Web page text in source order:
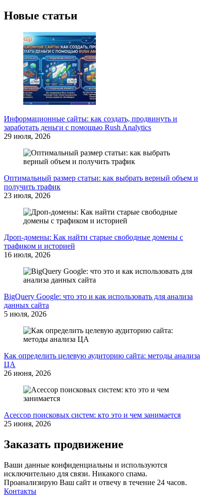
Новые статьи
Информационные сайты: как создать, продвинуть и
заработать деньги с помощью Rush Analytics
29 июля, 2026
Оптимальный размер статьи: как выбрать верный объем и
получить трафик
23 июля, 2026
Дроп-домены: Как найти старые свободные домены с
трафиком и историей
16 июля, 2026
BigQuery Google: что это и как использовать для анализа
данных сайта
5 июля, 2026
Как определить целевую аудиторию сайта: методы анализа
ЦА
26 июня, 2026
Асессор поисковых систем: кто это и чем занимается
25 июня, 2026
Заказать продвижение
Ваши данные конфиденциальны и используются
исключительно для связи. Никакого спама.
Проанализирую Ваш сайт и отвечу в течение 24 часов.
Контакты